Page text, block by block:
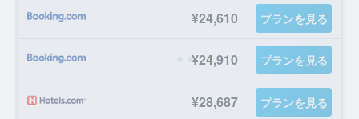
¥24,610 プランを見る
¥24,910 プランを見る
¥28,687 プランを見る